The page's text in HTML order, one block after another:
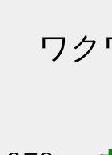
ワ